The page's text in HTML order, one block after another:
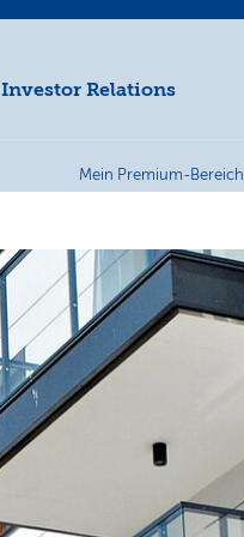
Investor Relations
Mein Premium-Bereich